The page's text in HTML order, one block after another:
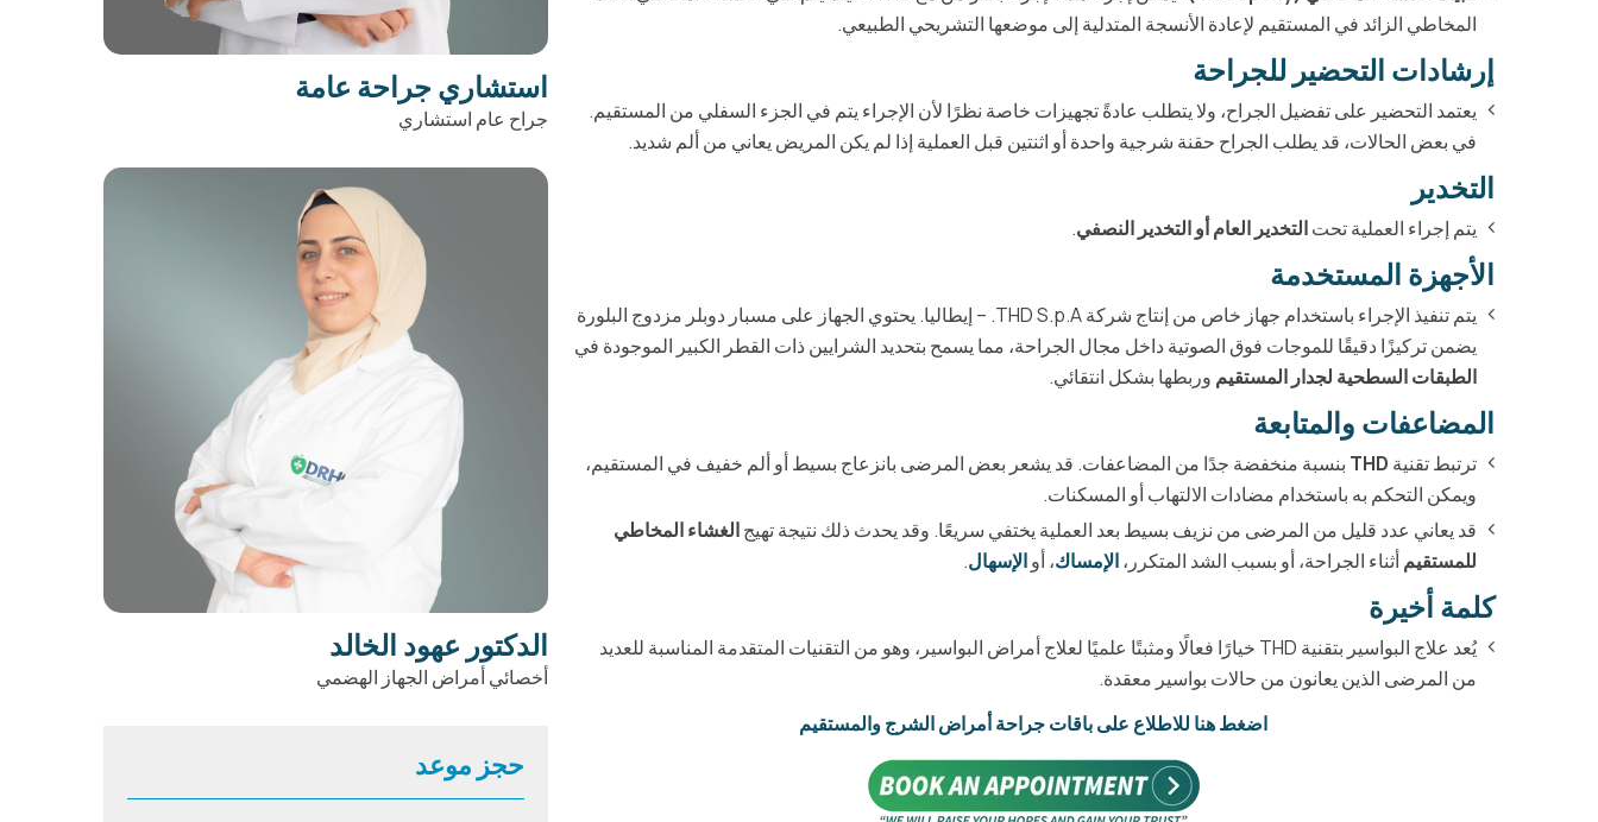
المخاطي الزائد في المستقيم لإعادة الأنسجة المتدلية إلى موضعها التشريحي الطبيعي.
إرشادات التحضير للجراحة
يعتمد التحضير على تفضيل الجراح، ولا يتطلب عادةً تجهيزات خاصة نظرًا لأن الإجراء يتم في الجزء السفلي من المستقيم.
في بعض الحالات، قد يطلب الجراح حقنة شرجية واحدة أو اثنتين قبل العملية إذا لم يكن المريض يعاني من ألم شديد.
التخدير
يتم إجراء العملية تحتالتخدير العام أو التخدير النصفي.
الأجهزة المستخدمة
يتم تنفيذ الإجراء باستخدام جهاز خاص من إنتاج شركة THD S.p.A. – إيطاليا. يحتوي الجهاز على مسبار دوبلر مزدوج البلورة
يضمن تركيزًا دقيقًا للموجات فوق الصوتية داخل مجال الجراحة، مما يسمح بتحديد الشرايين ذات القطر الكبير الموجودة في
الطبقات السطحية لجدار المستقيم وربطها بشكل انتقائي.
المضاعفات والمتابعة
ترتبط تقنية THD بنسبة منخفضة جدًا من المضاعفات. قد يشعر بعض المرضى بانزعاج بسيط أو ألم خفيف في المستقيم،
ويمكن التحكم به باستخدام مضادات الالتهاب أو المسكنات.
قد يعاني عدد قليل من المرضى من نزيف بسيط بعد العملية يختفي سريعًا. وقد يحدث ذلك نتيجة تهيجالغشاء المخاطي
للمستقيمأثناء الجراحة، أو بسبب الشد المتكرر،الإمساك، أوالإسهال.
كلمة أخيرة
يُعد علاج البواسير بتقنية THD خيارًا فعالًا ومثبتًا علميًا لعلاج أمراض البواسير، وهو من التقنيات المتقدمة المناسبة للعديد
من المرضى الذين يعانون من حالات بواسير معقدة.
اضغط هنا للاطلاع على باقات جراحة أمراض الشرج والمستقيم
استشاري جراحة عامة
جراح عام استشاري
الدكتور عهود الخالد
أخصائي أمراض الجهاز الهضمي
حجز موعد